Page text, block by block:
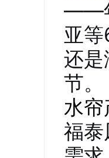
——
亚
还是
节。
水
福泰